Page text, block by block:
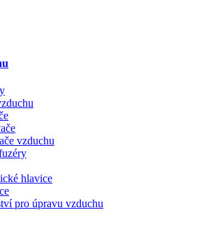
vzduchu
hlavice
pro úpravu vzduchu